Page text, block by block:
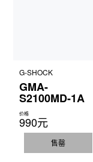
G-SHOCK
GMA-
S2100MD-1A
价格
990元
售罄